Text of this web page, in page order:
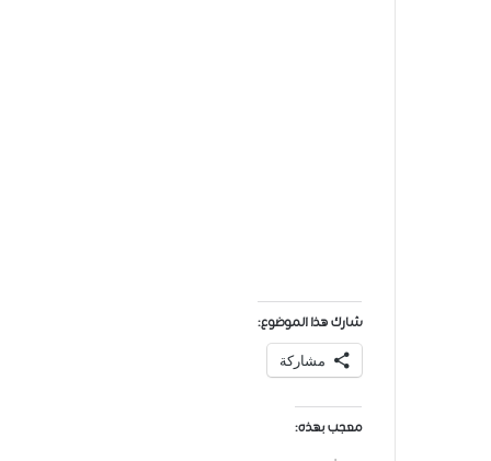
شارك هذا الموضوع:
مشاركة
معجب بهذه: